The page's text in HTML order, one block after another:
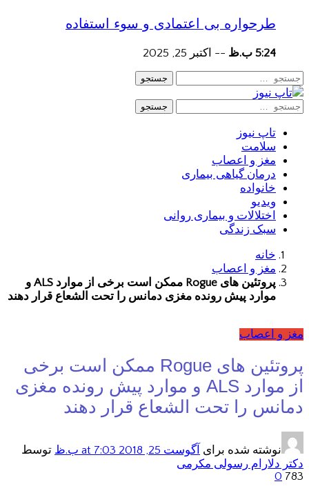
طرحواره بی اعتمادی و سوء استفاده
5:24 ب.ظ -- اکتبر 25, 2025
جستجو
جستجو
تاپ نیوز
سلامت
مغز و اعصاب
درمان گیاهی بیماری
خانواده
ویدیو
اختلالات و بیماری روانی
سبک زندگی
خانه
مغز و اعصاب
پروتئین های Rogue ممکن است برخی از موارد ALS و
موارد پیش رونده مغزی دمانس را تحت الشعاع قرار دهند
مغز و اعصاب
پروتئین های Rogue ممکن است برخی
از موارد ALS و موارد پیش رونده مغزی
دمانس را تحت الشعاع قرار دهند
نوشته شده برای آگوست 25, 2018 at 7:03 ب.ظ
توسط
دکتر دلارام رسولی مکرمی
783
0